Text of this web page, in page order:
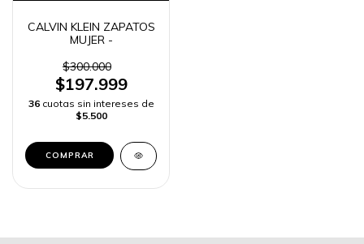
CALVIN KLEIN ZAPATOS
MUJER -
$300.000
$197.999
36 cuotas sin intereses de
$5.500
COMPRAR